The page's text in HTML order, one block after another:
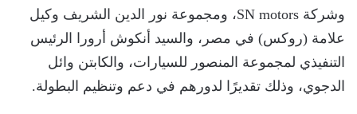
وشركة SN motors، ومجموعة نور الدين الشريف وكيل
علامة (روكس) في مصر، والسيد أنكوش أرورا الرئيس
التنفيذي لمجموعة المنصور للسيارات، والكابتن وائل
الدجوي، وذلك تقديرًا لدورهم في دعم وتنظيم البطولة.